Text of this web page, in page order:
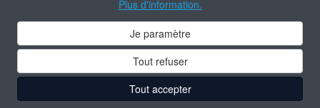
Plus d'information.
Je paramètre
Tout refuser
Tout accepter